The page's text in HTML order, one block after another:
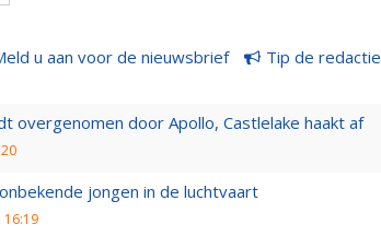
u aan voor de nieuwsbrief Tip de redactie
overgenomen door Apollo, Castlelake haakt af
jongen in de luchtvaart
16:19